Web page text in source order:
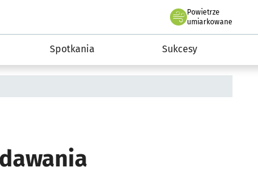
przedsiębiorczości miasta Wrocławia
Powietrze
we Wrocławiu
umiarkowane
Spotkania Sukcesy